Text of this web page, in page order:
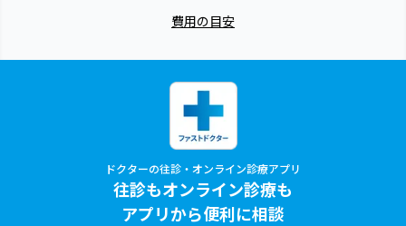
費用の目安
ドクターの往診・オンライン診療アプリ
往診もオンライン診療も
アプリから便利に相談